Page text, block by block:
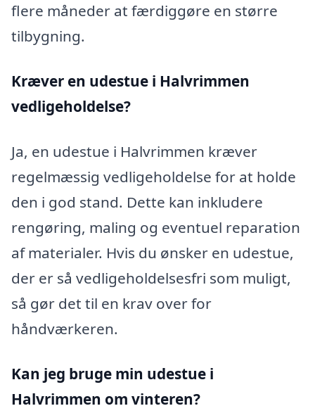
flere måneder at færdiggøre en større
tilbygning.
Kræver en udestue i Halvrimmen
vedligeholdelse?
Ja, en udestue i Halvrimmen kræver
regelmæssig vedligeholdelse for at holde
den i god stand. Dette kan inkludere
rengøring, maling og eventuel reparation
af materialer. Hvis du ønsker en udestue,
der er så vedligeholdelsesfri som muligt,
så gør det til en krav over for
håndværkeren.
Kan jeg bruge min udestue i
Halvrimmen om vinteren?